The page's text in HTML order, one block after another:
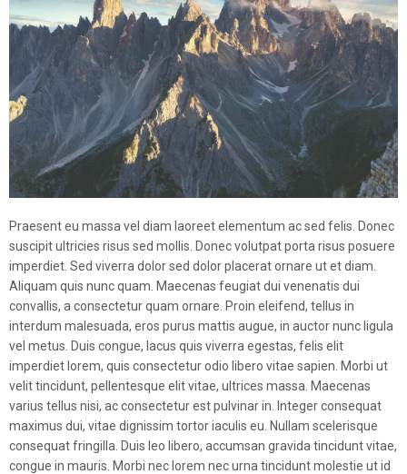
Praesent eu massa vel diam laoreet elementum ac sed felis. Donec
suscipit ultricies risus sed mollis. Donec volutpat porta risus posuere
imperdiet. Sed viverra dolor sed dolor placerat ornare ut et diam.
Aliquam quis nunc quam. Maecenas feugiat dui venenatis dui
convallis, a consectetur quam ornare. Proin eleifend, tellus in
interdum malesuada, eros purus mattis augue, in auctor nunc ligula
vel metus. Duis congue, lacus quis viverra egestas, felis elit
imperdiet lorem, quis consectetur odio libero vitae sapien. Morbi ut
velit tincidunt, pellentesque elit vitae, ultrices massa. Maecenas
varius tellus nisi, ac consectetur est pulvinar in. Integer consequat
maximus dui, vitae dignissim tortor iaculis eu. Nullam scelerisque
consequat fringilla. Duis leo libero, accumsan gravida tincidunt vitae,
congue in mauris. Morbi nec lorem nec urna tincidunt molestie ut id